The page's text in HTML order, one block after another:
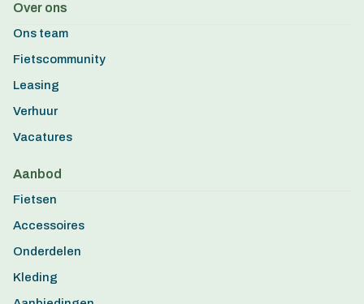
Over ons
Ons team
Fietscommunity
Leasing
Verhuur
Vacatures
Aanbod
Fietsen
Accessoires
Onderdelen
Kleding